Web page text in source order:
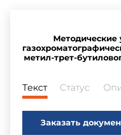
Методические
метил-трет-
Текст Статус
Заказать